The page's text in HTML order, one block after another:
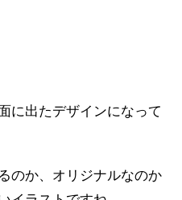
に出たデザインになって
のか、オリジナルなのか